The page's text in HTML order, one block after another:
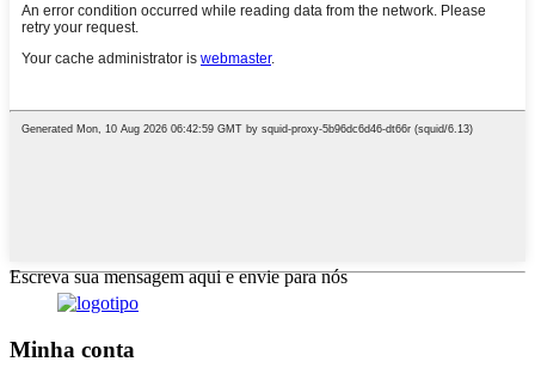
Escreva sua mensagem aqui e envie para nós
Minha conta